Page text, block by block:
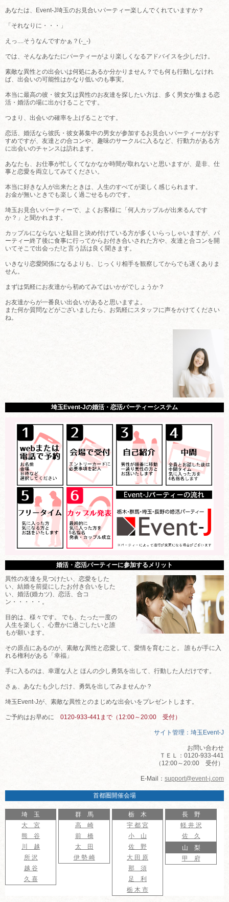
あなたは、Event-J埼玉のお見合いパーティー楽しんでくれていますか？
「それなりに・・・」
えっ....そうなんですかぁ？(-_-)
では、そんなあなたにパーティーがより楽しくなるアドバイスを少しだけ。
素敵な異性との出会いは何処にあるか分かりません？でも何も行動しなけれ
ば、出会いの可能性はかなり低いのも事実。
本当に最高の彼・彼女又は異性のお友達を探したい方は、多く男女が集まる恋
活・婚活の場に出かけることです。
つまり、出会いの確率を上げることです。
恋活、婚活なら彼氏・彼女募集中の男女が参加するお見合いパーティーがおす
すめですが、友達との合コンや、趣味のサークルに入るなど、行動力がある方
に出会いのチャンスは訪れます。
あなたも、お仕事が忙しくてなかなか時間が取れないと思いますが、是非、仕
事と恋愛を両立してみてください。
本当に好きな人が出来たときは、人生のすべてが楽しく感じられます。
お金が無いときでも楽しく過ごせるものです。
埼玉お見合いパーティーで、よくお客様に「何人カップルが出来るんです
か？」と聞かれます。
カップルにならないと駄目と決め付けている方が多くいらっしゃいますが、パ
ーティー終了後に食事に行ってからお付き合いされた方や、友達と合コンを開
いてそこで出会った!と言う話は良く聞きます。
いきなり恋愛関係になるよりも、じっくり相手を観察してからでも遅くありま
せん。
まずは気軽にお友達から初めてみてはいかがでしょうか？
お友達からが一番良い出会いがあると思いますよ。
また何か質問などがございましたら、お気軽にスタッフに声をかけてください
ね。
埼玉Event-Jの婚活・恋活パーティーシステム
婚活・恋活パーティーに参加するメリット
異性の友達を見つけたい、恋愛をした
い、結婚を前提にしたお付き合いをした
い、婚活(婚カツ)、恋活、合コ
ン・・・・・。
目的は、様々です。 でも、たった一度の
人生を楽しく、心豊かに過ごしたいと誰
もが願います。
その原点にあるのが、素敵な異性と恋愛して、愛情を育むこと。 誰もが手に入
れる権利がある「幸福」
手に入るのは、幸運な人と ほんの少し勇気を出して、行動した人だけです。
さぁ、あなたも少しだけ、勇気を出してみませんか？
埼玉Event-Jが、素敵な異性とのまじめな出会いをプレゼントします。
ご予約はお早めに 0120-933-441まで（12:00～20:00 受付）
サイト管理：埼玉Event-J
お問い合わせ
ＴＥＬ：0120-933-441
（12:00～20:00 受付）
E-Mail： support@event-j.com
首都圏開催会場
埼 玉
大 宮
熊 谷
川 越
所 沢
越 谷
久 喜
群 馬
高 崎
前 橋
太 田
伊 勢 崎
栃 木
宇 都 宮
小 山
佐 野
大 田 原
那 須
足 利
栃 木 市
長 野
軽 井 沢
佐 久
山 梨
甲 府